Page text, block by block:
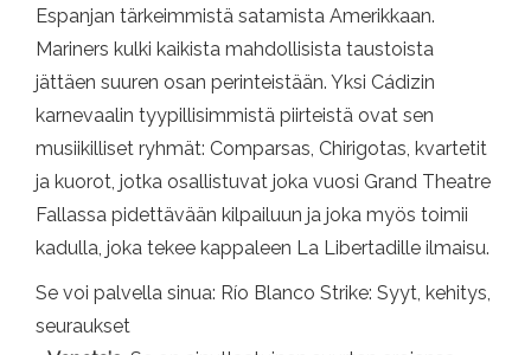
Espanjan tärkeimmistä satamista Amerikkaan.
Mariners kulki kaikista mahdollisista taustoista
jättäen suuren osan perinteistään. Yksi Cádizin
karnevaalin tyypillisimmistä piirteistä ovat sen
musiikilliset ryhmät: Comparsas, Chirigotas, kvartetit
ja kuorot, jotka osallistuvat joka vuosi Grand Theatre
Fallassa pidettävään kilpailuun ja joka myös toimii
kadulla, joka tekee kappaleen La Libertadille ilmaisu.
Se voi palvella sinua: Río Blanco Strike: Syyt, kehitys,
seuraukset